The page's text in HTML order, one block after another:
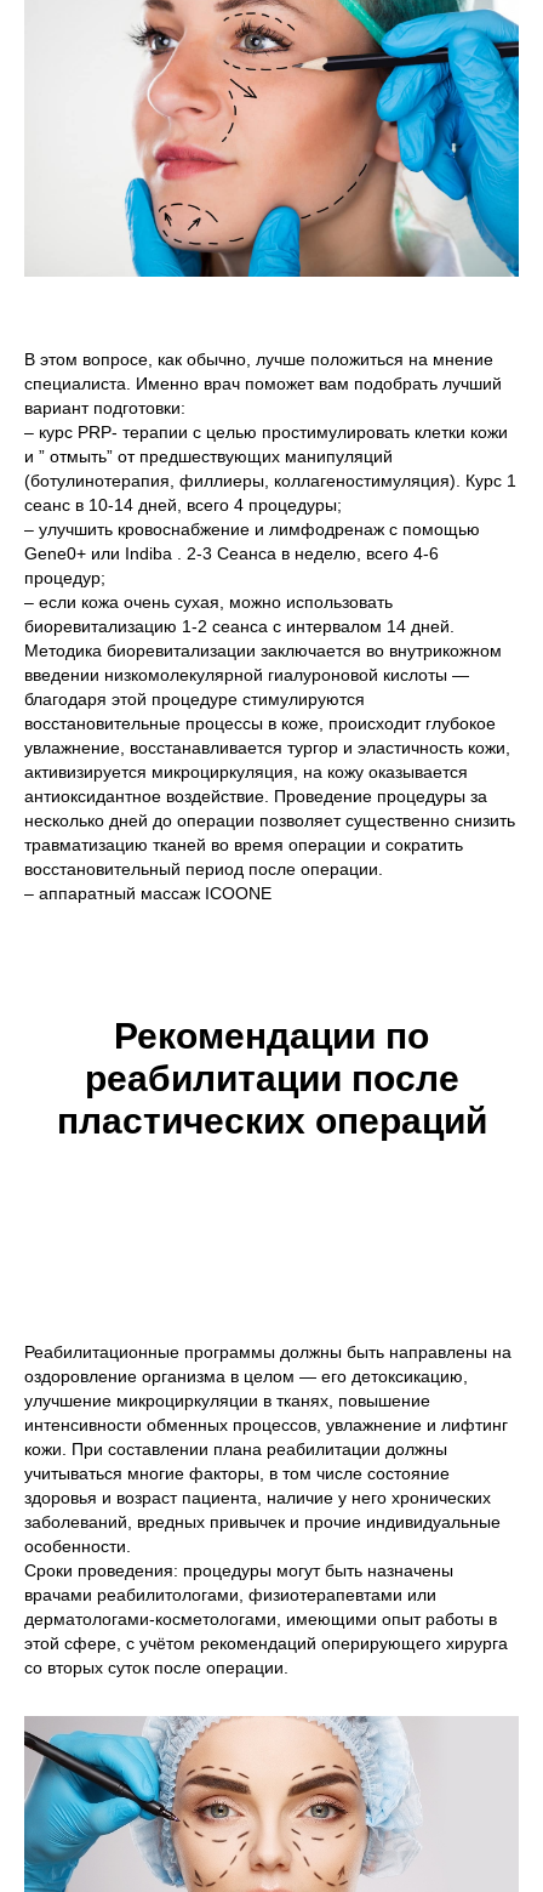
В этом вопросе, как обычно, лучше положиться на мнение
специалиста. Именно врач поможет вам подобрать лучший
вариант подготовки:
– курс PRP- терапии с целью простимулировать клетки кожи
и ” отмыть” от предшествующих манипуляций
(ботулинотерапия, филлиеры, коллагеностимуляция). Курс 1
сеанс в 10-14 дней, всего 4 процедуры;
– улучшить кровоснабжение и лимфодренаж с помощью
Gene0+ или Indiba . 2-3 Сеанса в неделю, всего 4-6
процедур;
– если кожа очень сухая, можно использовать
биоревитализацию 1-2 сеанса с интервалом 14 дней.
Методика биоревитализации заключается во внутрикожном
введении низкомолекулярной гиалуроновой кислоты —
благодаря этой процедуре стимулируются
восстановительные процессы в коже, происходит глубокое
увлажнение, восстанавливается тургор и эластичность кожи,
активизируется микроциркуляция, на кожу оказывается
антиоксидантное воздействие. Проведение процедуры за
несколько дней до операции позволяет существенно снизить
травматизацию тканей во время операции и сократить
восстановительный период после операции.
– аппаратный массаж ICOONE
Рекомендации по
реабилитации после
пластических операций
Реабилитационные программы должны быть направлены на
оздоровление организма в целом — его детоксикацию,
улучшение микроциркуляции в тканях, повышение
интенсивности обменных процессов, увлажнение и лифтинг
кожи. При составлении плана реабилитации должны
учитываться многие факторы, в том числе состояние
здоровья и возраст пациента, наличие у него хронических
заболеваний, вредных привычек и прочие индивидуальные
особенности.
Сроки проведения: процедуры могут быть назначены
врачами реабилитологами, физиотерапевтами или
дерматологами-косметологами, имеющими опыт работы в
этой сфере, с учётом рекомендаций оперирующего хирурга
со вторых суток после операции.